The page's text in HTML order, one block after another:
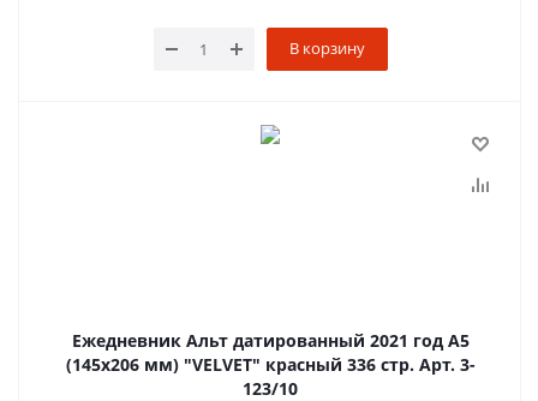
В корзину
Ежедневник Альт датированный 2021 год А5
(145х206 мм) "VELVET" красный 336 стр. Арт. 3-
123/10